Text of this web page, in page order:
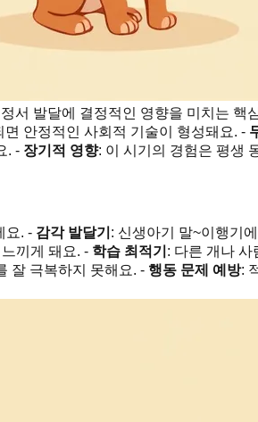
서 발달에 결정적인 영향을 미치는 핵
안정적인 사회적 기술이 형성돼요. -
. - 장기적 영향: 이 시기의 경험은 평생
요. - 감각 발달기 : 신생아기 말~이행기
끼게 돼요. - 학습 최적기 : 다른 개나
잘 극복하지 못해요. - 행동 문제 예방: